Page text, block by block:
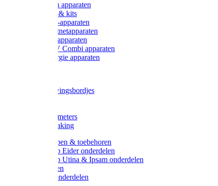
Onderdelen apparaten
Starter sets & kits
9V Batterij-apparaten
230V Lichtnetapparaten
12V Accu-apparaten
230V / 12V Combi apparaten
Zonne-energie apparaten
Waarschuwingsbordjes
Wegers en meters
Video bewaking
Weidepompen & toebehoren
Weidepomp Eider onderdelen
Weidepomp Utina & Ipsam onderdelen
Drinkbakken
Drinkbak onderdelen